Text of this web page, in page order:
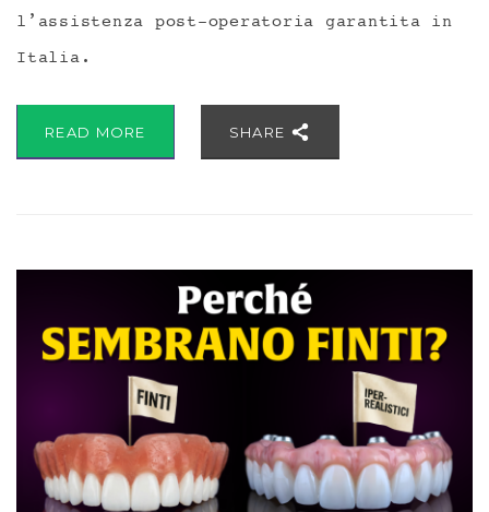
l’assistenza post-operatoria garantita in
Italia.
READ MORE SHARE